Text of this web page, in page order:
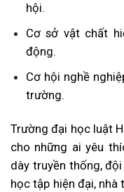
hội.
Cơ sở vật chất
động.
Cơ hội nghề
trường.
Trường đại học luật
cho những ai yêu
dày truyền thống,
học tập hiện đại,